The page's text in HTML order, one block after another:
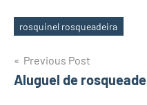
Tags
rosquinel rosqueadeira
Post
navigation
Previous Post
Aluguel de